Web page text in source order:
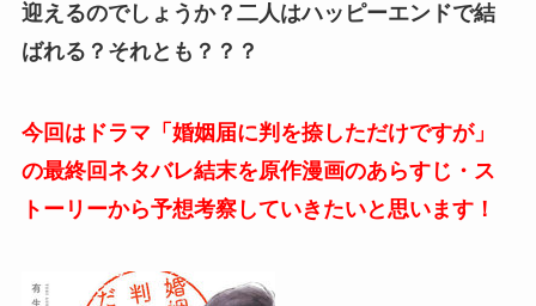
迎えるのでしょうか？二人はハッピーエンドで結
ばれる？それとも？？？
今回はドラマ「婚姻届に判を捺しただけですが」
の最終回ネタバレ結末を原作漫画のあらすじ・ス
トーリーから予想考察していきたいと思います！